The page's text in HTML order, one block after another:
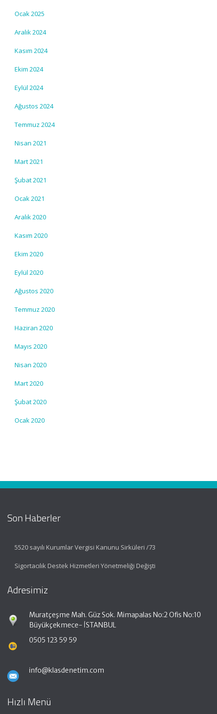
Ocak 2025
Aralık 2024
Kasım 2024
Ekim 2024
Eylül 2024
Ağustos 2024
Temmuz 2024
Nisan 2021
Mart 2021
Şubat 2021
Ocak 2021
Aralık 2020
Kasım 2020
Ekim 2020
Eylül 2020
Ağustos 2020
Temmuz 2020
Haziran 2020
Mayıs 2020
Nisan 2020
Mart 2020
Şubat 2020
Ocak 2020
Son Haberler
5520 sayılı Kurumlar Vergisi Kanunu Sirküleri /73
Sigortacılık Destek Hizmetleri Yönetmeliği Değişti
Adresimiz
Muratçeşme Mah. Güz Sok. Mimapalas No:2 Ofis No:10
Büyükçekmece- İSTANBUL
0505 123 59 59
info@klasdenetim.com
Hızlı Menü